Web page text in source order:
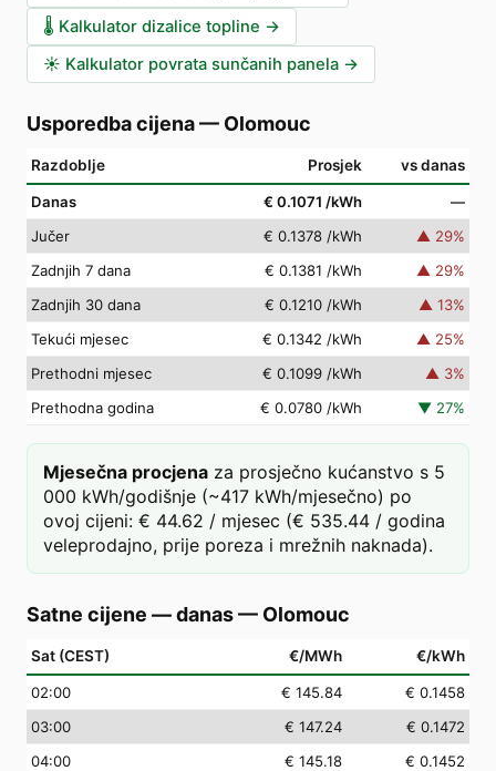
🌡️ Kalkulator dizalice topline →
☀️ Kalkulator povrata sunčanih panela →
Usporedba cijena— Olomouc
Razdoblje Prosjek vs danas
Danas € 0.1071 /kWh
—
Jučer
€ 0.1378 /kWh ▲ 29%
Zadnjih 7 dana
€ 0.1381 /kWh ▲ 29%
Zadnjih 30 dana
€ 0.1210 /kWh ▲ 13%
Tekući mjesec
€ 0.1342 /kWh ▲ 25%
Prethodni mjesec
€ 0.1099 /kWh ▲ 3%
Prethodna godina
€ 0.0780 /kWh ▼ 27%
Mjesečna procjena za prosječno kućanstvo s 5
000 kWh/godišnje (~417 kWh/mjesečno) po
ovoj cijeni: € 44.62 / mjesec (€ 535.44 / godina
veleprodajno, prije poreza i mrežnih naknada).
Satne cijene — danas— Olomouc
Sat (CEST) €/MWh €/kWh
02:00 € 145.84
€ 0.1458
03:00 € 147.24
€ 0.1472
04:00 € 145.18
€ 0.1452